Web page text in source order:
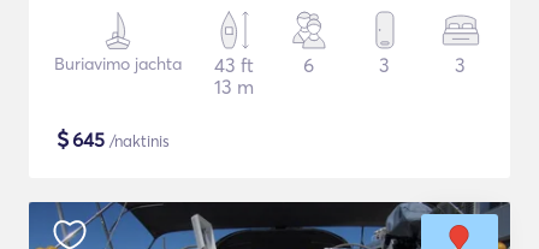
Buriavimo jachta
43 ft
13 m
6 3 3
$645 /naktinis